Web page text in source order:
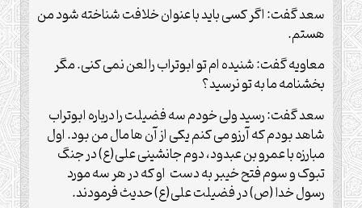
سعد گفت: اگر کسی باید با عنوان خلافت شناخته شود من
هستم.
معاویه گفت: شنیده ام تو ابوتراب را لعن نمی کنی. مگر
بخشنامه ما به تو نرسید؟
سعد گفت: رسید ولی خودم سه فضیلت را درباره ابوتراب
شاهد بودم که آرزو می کنم یکی از آن ها مال من بود. اول
مبارزه با عمرو بن عبدود، دوم جانشینی علی(ع) در جنگ
تبوک و سوم فتح خیبر به دست او که در هر سه مورد
رسول خدا (ص) در فضیلت علی(ع) حدیث فرمودند.